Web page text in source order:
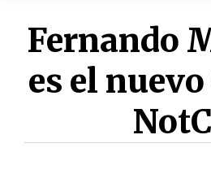
Fernando
es el